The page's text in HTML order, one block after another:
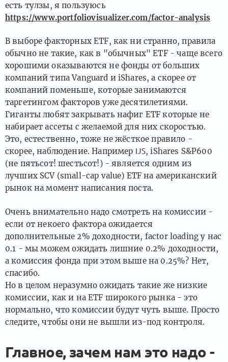
есть тулзы, я пользуюсь
https://www.portfoliovisualizer.com/factor-analysis
В выборе факторных ETF, как ни странно, правила
обычно не такие, как в "обычных" ETF - чаще всего
хорошими оказываются не фонды от больших
компаний типа Vanguard и iShares, а скорее от
компаний поменьше, которые занимаются
таргетингом факторов уже десятилетиями.
Гиганты любят закрывать нафиг ETF которые не
набирает ассеты с желаемой для них скоростью.
Это, естественно, тоже не жёсткое правило -
скорее, наблюдение. Например IJS, iShares S&P600
(не пятьсот! шестьсот!) - является одним из
лучших SCV (small-cap value) ETF на американский
рынок на момент написания поста.
Очень внимательно надо смотреть на комиссии -
если от некоего фактора ожидается
дополнительные 2% доходности, factor loading у нас
0.1 - мы можем ожидать лишние 0.2% доходности,
а комиссия фонда при этом выше на 0.25%? Нет,
спасибо.
Но в целом неразумно ожидать такие же низкие
комиссии, как и на ETF широкого рынка - это
нормально, что комиссии будут чуть выше. Просто
следите, чтобы они не вышли из-под контроля.
Главное, зачем нам это надо -